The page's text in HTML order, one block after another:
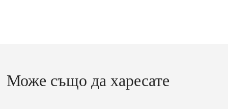
Може също да харесате